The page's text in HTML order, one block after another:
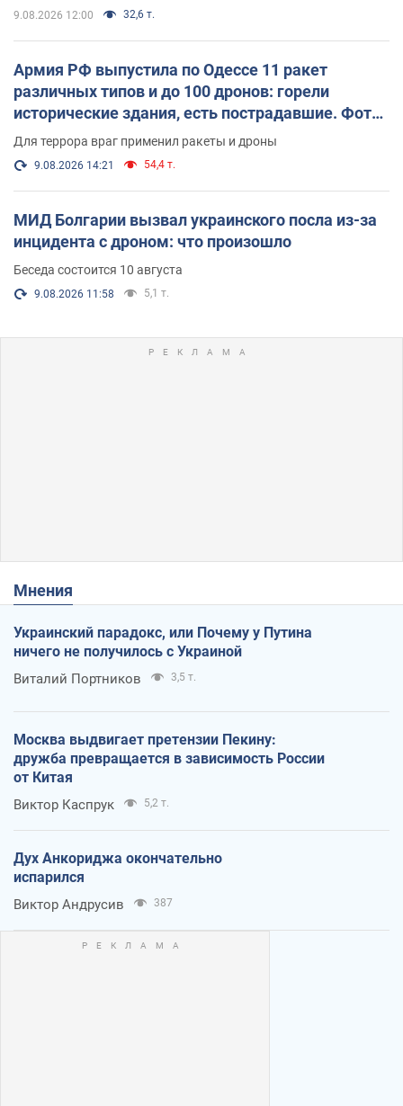
9.08.2026 12:00 32,6 т.
Армия РФ выпустила по Одессе 11 ракет
различных типов и до 100 дронов: горели
исторические здания, есть пострадавшие. Фото
и видео
Для террора враг применил ракеты и дроны
9.08.2026 14:21 54,4 т.
МИД Болгарии вызвал украинского посла из-за
инцидента с дроном: что произошло
Беседа состоится 10 августа
9.08.2026 11:58 5,1 т.
Мнения
Украинский парадокс, или Почему у Путина
ничего не получилось с Украиной
Виталий Портников 3,5 т.
Москва выдвигает претензии Пекину:
дружба превращается в зависимость России
от Китая
Виктор Каспрук 5,2 т.
Дух Анкориджа окончательно
испарился
Виктор Андрусив 387